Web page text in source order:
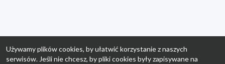
Używamy plików cookies, by ułatwić korzystanie z naszych
serwisów. Jeśli nie chcesz, by pliki cookies były zapisywane na